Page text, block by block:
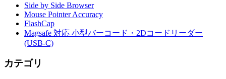
Side by Side Browser
Mouse Pointer Accuracy
FlashCap
Magsafe 対応 小型バーコード・2Dコードリーダー
(USB-C)
カテゴリ